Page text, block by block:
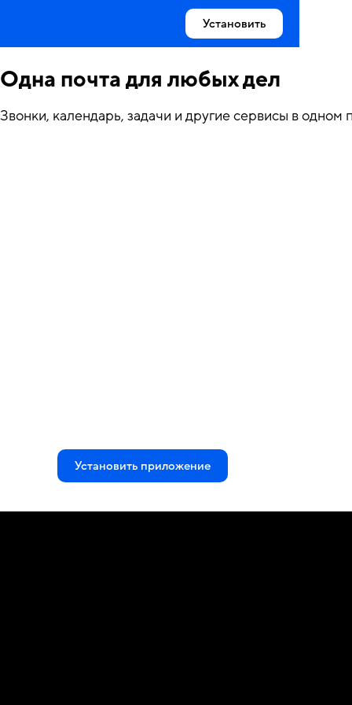
Установить
Звонки, календарь, задачи и другие сервисы в одном
Установить приложение
Одна почта для любых дел